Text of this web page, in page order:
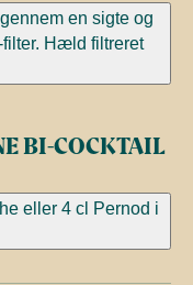
en sigte og
Hæld filtreret
BI-COCKTAIL
eller 4 cl Pernod i